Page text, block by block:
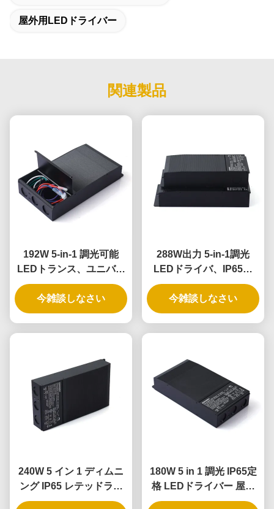
屋外用LEDドライバー
関連製品
192W 5-in-1 調光可能
LEDトランス、ユニバー
サル位相調光アプリケー
ション向けIP65定格
今雑談しなさい
288W出力 5-in-1調光
LEDドライバ、IP65定
格、ユニバーサル照明用
途向け
今雑談しなさい
240W 5 イン 1 ディムニ
ング IP65 レテッドライ
ト ドライバとディム可能
180W 5 in 1 調光 IP65定
格 LEDドライバー 屋外
および屋内照明用途向け